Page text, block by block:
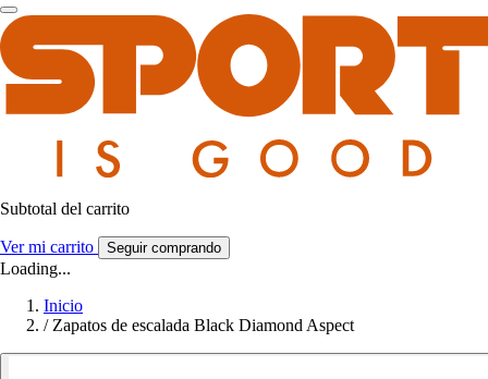
Subtotal del carrito
Ver mi carrito Seguir comprando
Loading...
Inicio
/ Zapatos de escalada Black Diamond Aspect